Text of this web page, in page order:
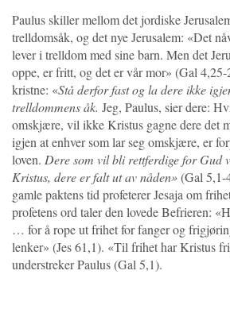
Paulus skiller mellom det jordiske
trelldomsåk, og det nye Jerusalem: «Det
lever i trelldom med sine barn. Men det
oppe, er fritt, og det er vår mor» (Gal
kristne: «Stå derfor fast og la dere ikke
trelldommens åk. Jeg, Paulus, sier dere:
omskjære, vil ikke Kristus gagne dere det
igjen at enhver som lar seg omskjære, er
loven. Dere som vil bli rettferdige for Gud
Kristus, dere er falt ut av nåden»(Gal 5,1-
gamle paktens tid profeterer Jesaja om
profetens ord taler den lovede Befrieren:
… for å rope ut frihet for fanger og
lenker» (Jes 61,1). «Til frihet har Kristus
understreker Paulus (Gal 5,1).